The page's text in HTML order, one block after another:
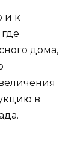
и к
дома,
в